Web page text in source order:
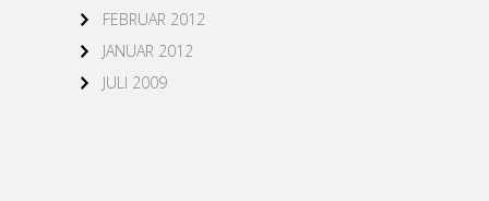
FEBRUAR 2012
JANUAR 2012
JULI 2009